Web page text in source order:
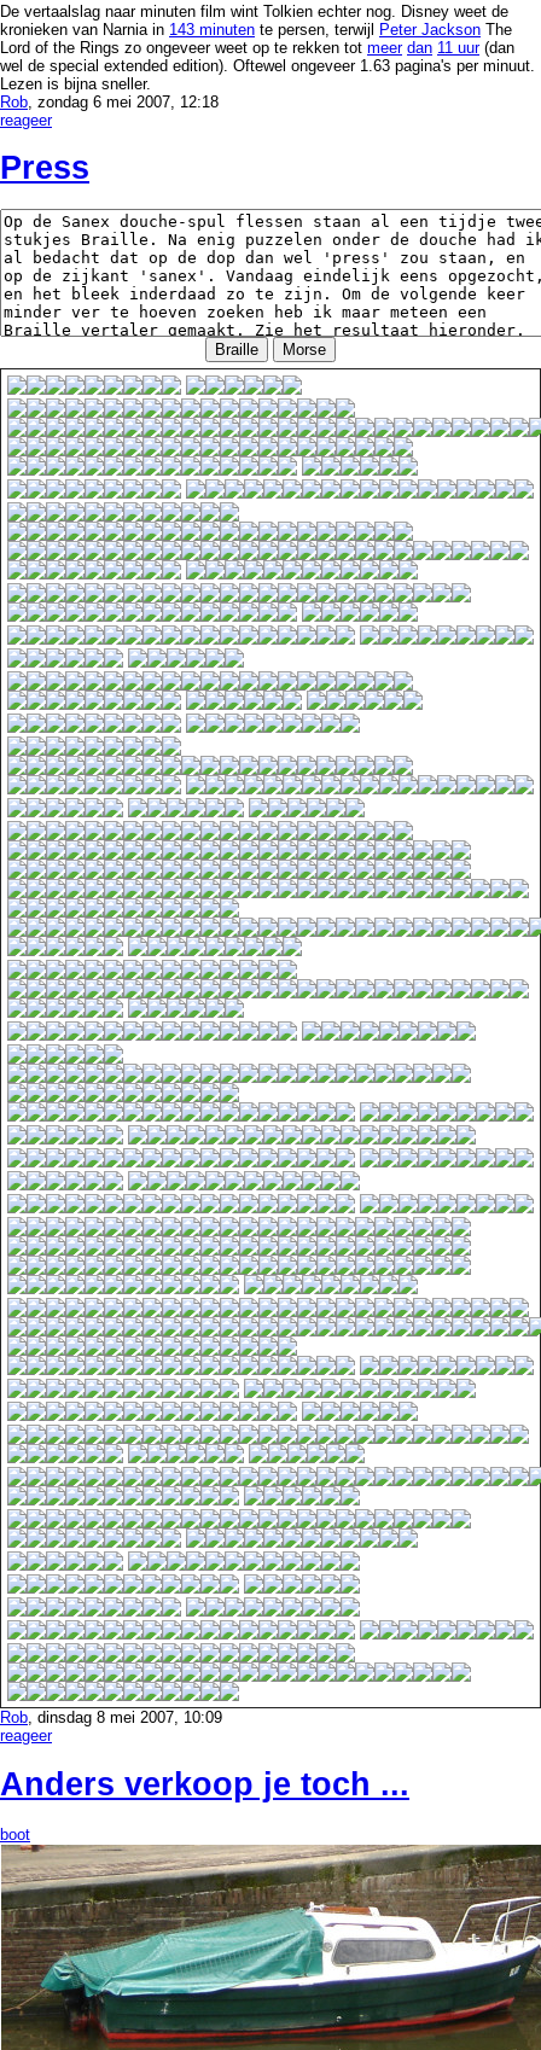
De vertaalslag naar minuten film wint Tolkien echter nog. Disney weet de
kronieken van Narnia in 143 minuten te persen, terwijl Peter Jackson The
Lord of the Rings zo ongeveer weet op te rekken tot meer dan 11 uur(dan
wel de special extended edition). Oftewel ongeveer 1.63 pagina's per minuut.
Lezen is bijna sneller.
Rob , zondag 6 mei 2007, 12:18
reageer
Press
Rob, dinsdag 8 mei 2007, 10:09
reageer
Anders verkoop je toch ...
boot